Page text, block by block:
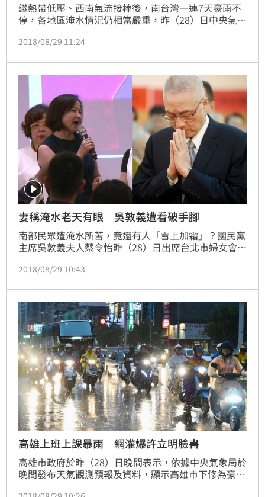
繼熱帶低壓、西南氣流接棒後，南台灣一連7天豪雨不
停，各地區淹水情況仍相當嚴重，昨（28）日中央氣象
卻在昨晚10時左右便宣布，「屏東線8月29日正常上
先打開窗戶，看看外頭的風雨，在做決定好嗎？」留言
串民怨四起。
2018/08/29 11:24
妻稱淹水老天有眼 吳敦義遭看破手腳
南部民眾遭淹水所苦，竟還有人「雪上加霜」？國民黨
主席吳敦義夫人蔡令怡昨（28）日出席台北市婦女會團
水就打民進黨的嘴巴，這就是老天有眼！」該言論一出
批有心人士斷章取義，仍讓許多民眾覺得不妥。對此，
時常評論時事的資深音樂人許常德，除了打臉吳敦義護
妻說法外，更直言「這些政客都只關心選情、關心如何
攻擊對手」。
2018/08/29 10:43
高雄上班上課暴雨 網灌爆許立明臉書
高雄市政府於昨（28）日晚間表示，依據中央氣象局於
晚間發布天氣觀測預報及資料，顯示高雄市下修為豪雨